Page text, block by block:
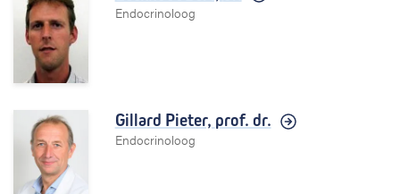
Endocrinoloog
Gillard Pieter, prof. dr.
Endocrinoloog